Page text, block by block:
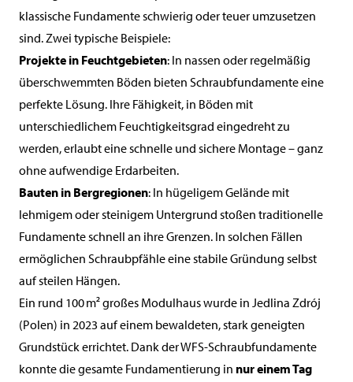
klassische Fundamente schwierig oder teuer umzusetzen
sind. Zwei typische Beispiele:
Projekte in Feuchtgebieten: In nassen oder regelmäßig
überschwemmten Böden bieten Schraubfundamente eine
perfekte Lösung. Ihre Fähigkeit, in Böden mit
unterschiedlichem Feuchtigkeitsgrad eingedreht zu
werden, erlaubt eine schnelle und sichere Montage – ganz
ohne aufwendige Erdarbeiten.
Bauten in Bergregionen: In hügeligem Gelände mit
lehmigem oder steinigem Untergrund stoßen traditionelle
Fundamente schnell an ihre Grenzen. In solchen Fällen
ermöglichen Schraubpfähle eine stabile Gründung selbst
auf steilen Hängen.
Ein rund 100 m² großes Modulhaus wurde in Jedlina Zdrój
(Polen) in 2023 auf einem bewaldeten, stark geneigten
Grundstück errichtet. Dank der WFS-Schraubfundamente
konnte die gesamte Fundamentierung in nur einem Tag